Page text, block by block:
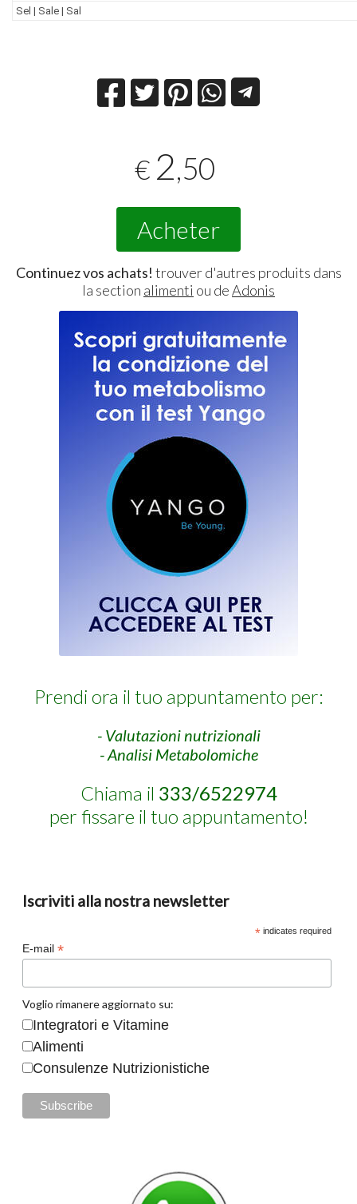
Sel | Sale | Sal
€ 2,50
Acheter
Continuez vos achats! trouver d'autres produits dans
la section alimenti ou deAdonis
Prendi ora il tuo appuntamento per:
- Valutazioni nutrizionali
- Analisi Metabolomiche
Chiama il 333/6522974
per fissare il tuo appuntamento!
Iscriviti alla nostra newsletter
* indicates required
E-mail *
Voglio rimanere aggiornato su:
Integratori e Vitamine
Alimenti
Consulenze Nutrizionistiche